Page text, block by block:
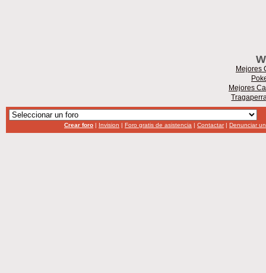
Mejores
Mejores
Crear foro Invision Foro gratis de asistencia |Contactar| Denunciar